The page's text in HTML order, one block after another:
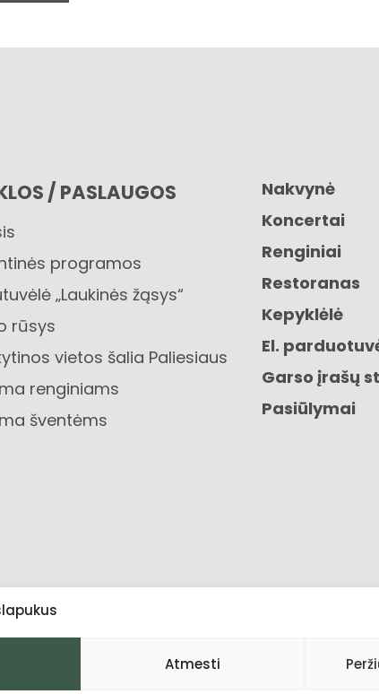
Atmesti
/ PASLAUGOS
programos
„Laukinės žąsys“
rūsys
vietos šalia Paliesiaus
renginiams
šventėms
Nakvynė
Koncertai
Renginiai
Restoranas
Kepyklėlė
El.
Garso įrašų
Pasiūlymai